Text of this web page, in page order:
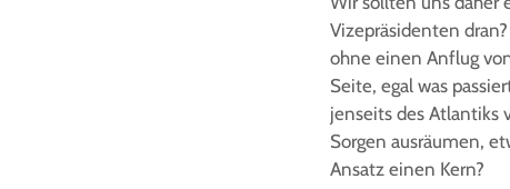
Vizepräsidenten
ohne einen Anflug
Seite, egal was
jenseits des Atlantiks
Sorgen ausräumen,
Ansatz einen Kern?